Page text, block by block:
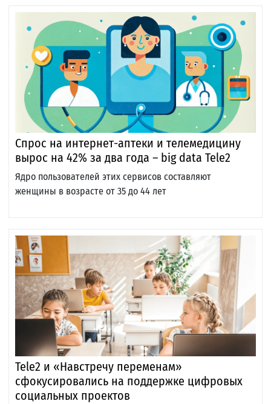
Спрос на интернет-аптеки и телемедицину
вырос на 42% за два года – big data Tele2
Ядро пользователей этих сервисов составляют
женщины в возрасте от 35 до 44 лет
Tele2 и «Навстречу переменам»
сфокусировались на поддержке цифровых
социальных проектов